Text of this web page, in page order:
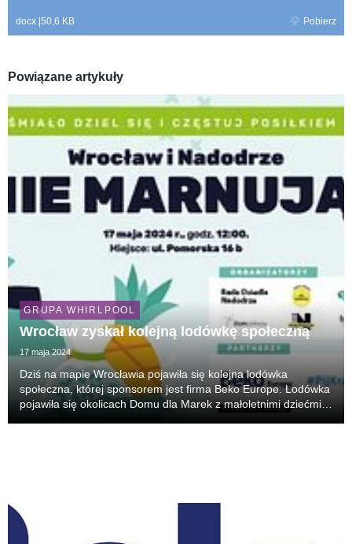
docx 50,6 KB Pobierz
Powiązane artykuły
GRUPA WHIRLPOOL
Wrocław zyskał kolejną lodówkę społeczną
17 maja 2024
Dziś na mapie Wrocławia pojawiła się kolejna lodówka
społeczna, której sponsorem jest firma Beko Europe. Lodówka
pojawiła się okolicach Domu dla Marek z małoletnimi dziećmi i